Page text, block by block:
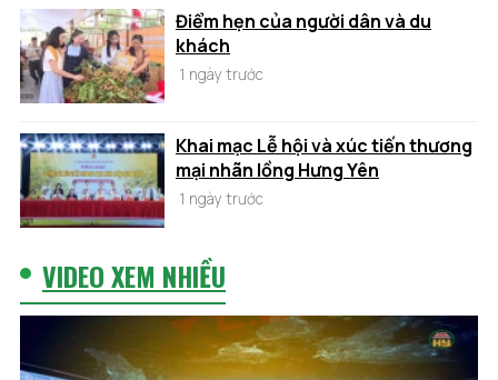
Điểm hẹn của người dân và du
khách
1 ngày trước
Khai mạc Lễ hội và xúc tiến thương
mại nhãn lồng Hưng Yên
1 ngày trước
VIDEO XEM NHIỀU